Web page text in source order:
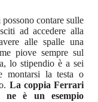
possono contare sulle
ad accedere alla
alle spalle una
piove sempre sul
lo stipendio è a sei
montarsi la testa o
La coppia Ferrari
ne è un esempio